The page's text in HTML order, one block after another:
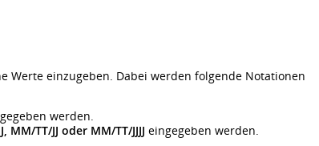
Werte einzugeben. Dabei werden folgende Notationen
werden.
MM/TT/JJ oder MM/TT/JJJJ eingegeben werden.